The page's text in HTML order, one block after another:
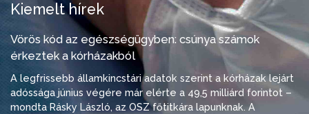
Kiemelt hírek
Vörös kód az egészségügyben: csúnya számok
érkeztek a kórházakból
A legfrissebb államkincstári adatok szerint a kórházak lejárt
adóssága június végére már elérte a 49,5 milliárd forintot –
mondta Rásky László, az OSZ főtitkára lapunknak. A